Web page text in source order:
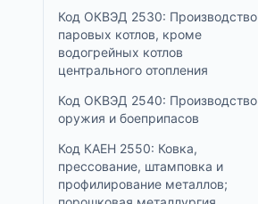
Код ОКВЭД 2530: Производство
паровых котлов, кроме
водогрейных котлов
центрального отопления
Код ОКВЭД 2540: Производство
оружия и боеприпасов
Код КАЕН 2550: Ковка,
прессование, штамповка и
профилирование металлов;